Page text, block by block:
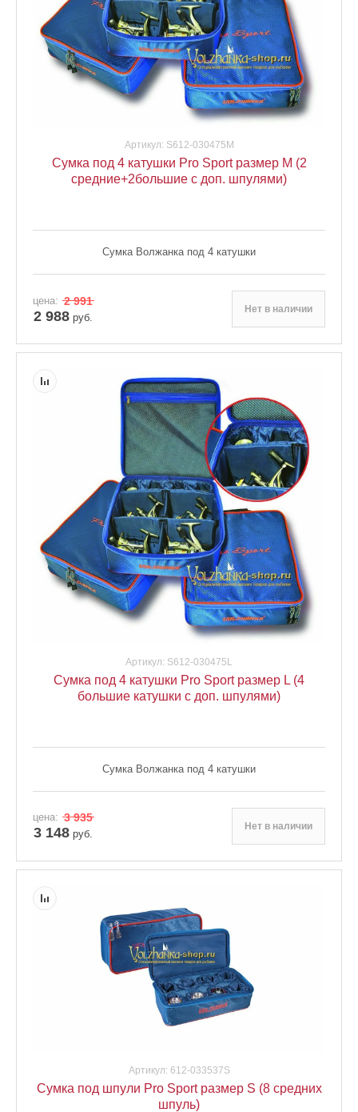
Артикул: S612-030475М
Сумка под 4 катушки Pro Sport размер М (2
средние+2большие с доп. шпулями)
Сумка Волжанка под 4 катушки
цена: 2 991
2 988руб.
Нет в наличии
Артикул: S612-030475L
Сумка под 4 катушки Pro Sport размер L (4
большие катушки с доп. шпулями)
Сумка Волжанка под 4 катушки
цена: 3 935
3 148руб.
Нет в наличии
Артикул: 612-033537S
Сумка под шпули Pro Sport размер S (8 средних
шпуль)